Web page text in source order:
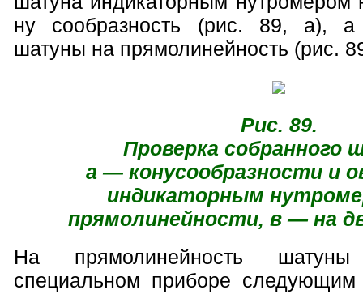
ну сообразность (рис. 89, а), а
шатуны на прямолинейность (рис.
Рис. 89.
Проверка собранного
а — конусообразности и
индикаторным
прямолинейности, в — на
На прямолинейность
специальном приборе